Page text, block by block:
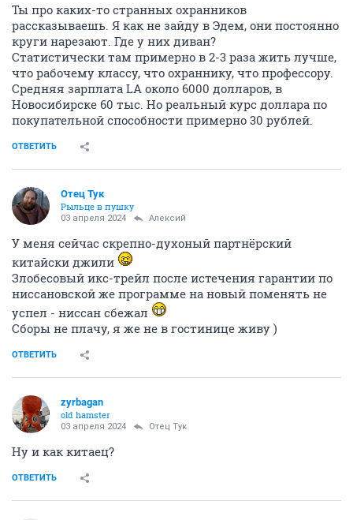
Ты про каких-то странных охранников
рассказываешь. Я как не зайду в Эдем, они постоянно
круги нарезают. Где у них диван?
Статистически там примерно в 2-3 раза жить лучше,
что рабочему классу, что охраннику, что профессору.
Средняя зарплата LA около 6000 долларов, в
Новосибирске 60 тыс. Но реальный курс доллара по
покупательной способности примерно 30 рублей.
ОТВЕТИТЬ
Отец Тук
Рыльце в пушку
03 апреля 2024 Алексий
У меня сейчас скрепно-духоный партнёрский
китайски джили
Злобесовый икс-трейл после истечения гарантии по
ниссановской же программе на новый поменять не
успел - ниссан сбежал
Сборы не плачу, я же не в гостинице живу )
ОТВЕТИТЬ
zyrbagan
old hamster
03 апреля 2024 Отец Тук
Ну и как китаец?
ОТВЕТИТЬ